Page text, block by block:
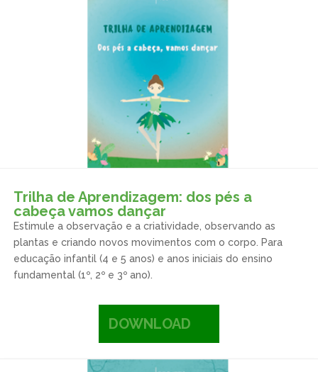
Trilha de Aprendizagem: dos pés a
cabeça vamos dançar
Estimule a observação e a criatividade, observando as
plantas e criando novos movimentos com o corpo. Para
educação infantil (4 e 5 anos) e anos iniciais do ensino
fundamental (1º, 2º e 3º ano).
DOWNLOAD